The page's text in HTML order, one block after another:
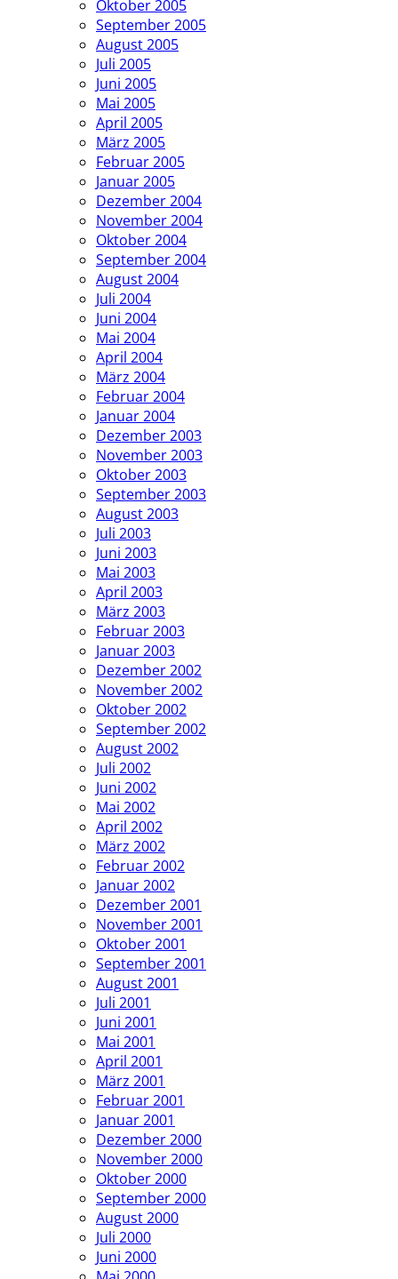
Oktober 2005
September 2005
August 2005
Juli 2005
Juni 2005
Mai 2005
April 2005
März 2005
Februar 2005
Januar 2005
Dezember 2004
November 2004
Oktober 2004
September 2004
August 2004
Juli 2004
Juni 2004
Mai 2004
April 2004
März 2004
Februar 2004
Januar 2004
Dezember 2003
November 2003
Oktober 2003
September 2003
August 2003
Juli 2003
Juni 2003
Mai 2003
April 2003
März 2003
Februar 2003
Januar 2003
Dezember 2002
November 2002
Oktober 2002
September 2002
August 2002
Juli 2002
Juni 2002
Mai 2002
April 2002
März 2002
Februar 2002
Januar 2002
Dezember 2001
November 2001
Oktober 2001
September 2001
August 2001
Juli 2001
Juni 2001
Mai 2001
April 2001
März 2001
Februar 2001
Januar 2001
Dezember 2000
November 2000
Oktober 2000
September 2000
August 2000
Juli 2000
Juni 2000